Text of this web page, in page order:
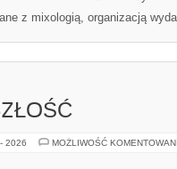
z mixologią, organizacją
2026 MOŻLIWOŚĆ